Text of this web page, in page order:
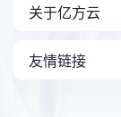
关于亿方云
友情链接